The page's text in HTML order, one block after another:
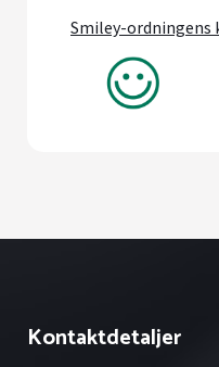
Smiley-
Kontaktdetaljer